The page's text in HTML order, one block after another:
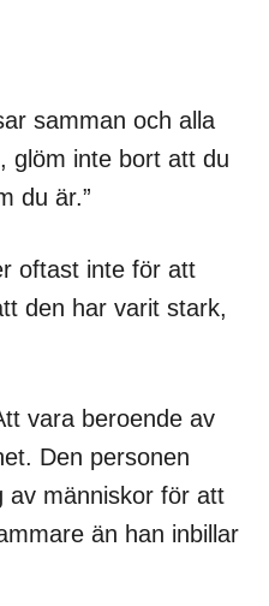
samman och alla
glöm inte bort att du
du är.”
oftast inte för att
den har varit stark,
vara beroende av
Den personen
av människor för att
än han inbillar